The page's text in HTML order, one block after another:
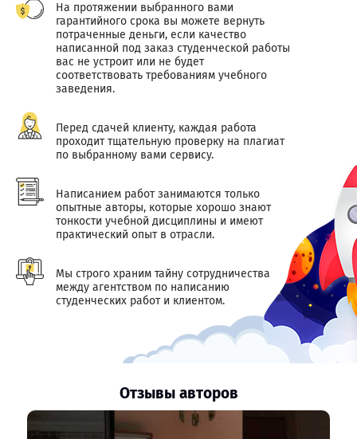
На протяжении выбранного вами
гарантийного срока вы можете вернуть
потраченные деньги, если качество
написанной под заказ студенческой работы
вас не устроит или не будет
соответствовать требованиям учебного
заведения.
Перед сдачей клиенту, каждая работа
проходит тщательную проверку на плагиат
по выбранному вами сервису.
Написанием работ занимаются только
опытные авторы, которые хорошо знают
тонкости учебной дисциплины и имеют
практический опыт в отрасли.
Мы строго храним тайну сотрудничества
между агентством по написанию
студенческих работ и клиентом.
Отзывы авторов